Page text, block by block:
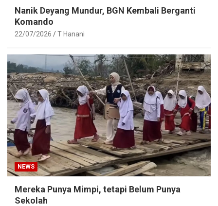
Nanik Deyang Mundur, BGN Kembali Berganti
Komando
22/07/2026 T Hanani
NEWS
Mereka Punya Mimpi, tetapi Belum Punya
Sekolah